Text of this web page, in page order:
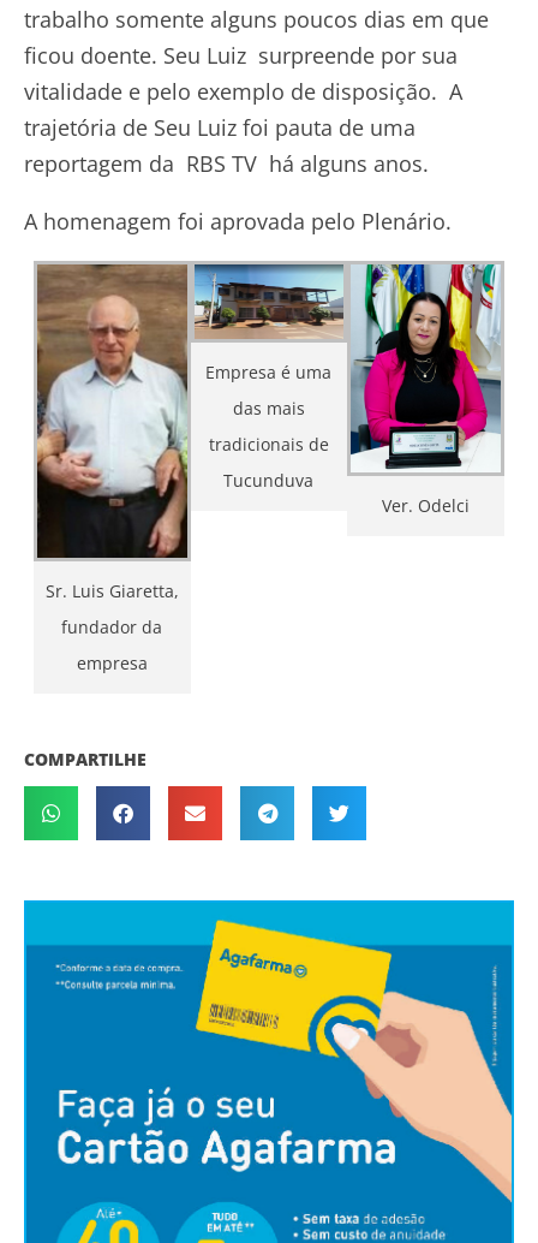
trabalho somente alguns poucos dias em que
ficou doente. Seu Luiz surpreende por sua
vitalidade e pelo exemplo de disposição. A
trajetória de Seu Luiz foi pauta de uma
reportagem da RBS TV há alguns anos.
A homenagem foi aprovada pelo Plenário.
Sr. Luis Giaretta,
fundador da
empresa
Empresa é uma
das mais
tradicionais de
Tucunduva
Ver. Odelci
COMPARTILHE